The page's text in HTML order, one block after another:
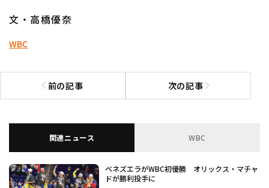
文・高橋優奈
WBC
前の記事
前の記事へ 次の記事次の記事へ
関連ニュース WBC
ベネズエラがWBC初優勝 オリックス・マチャ
ドが勝利投手に